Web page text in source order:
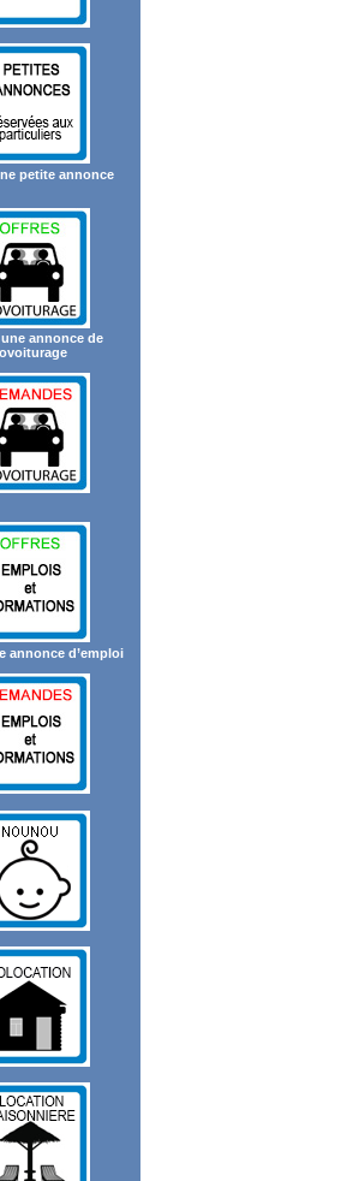
petite annonce
annonce de
annonce d’emploi